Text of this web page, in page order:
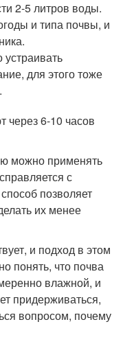
2-5 литров воды.
и типа почвы, и
для этого тоже
через 6-10 часов
можно применять
с
позволяет
их менее
и подход в этом
понять, что почва
влажной, и
придерживаться,
вопросом, почему